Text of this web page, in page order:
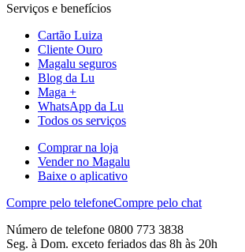
Serviços e benefícios
Cartão Luiza
Cliente Ouro
Magalu seguros
Blog da Lu
Maga +
WhatsApp da Lu
Todos os serviços
Comprar na loja
Vender no Magalu
Baixe o aplicativo
Compre pelo telefoneCompre pelo chat
Número de telefone 0800 773 3838
Seg. à Dom. exceto feriados das 8h às 20h